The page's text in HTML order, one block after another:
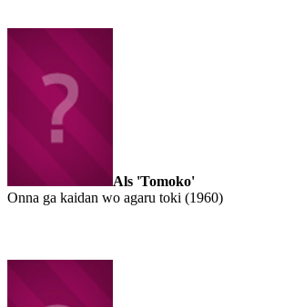
Als 'Tomoko'
Onna ga kaidan wo agaru toki (1960)